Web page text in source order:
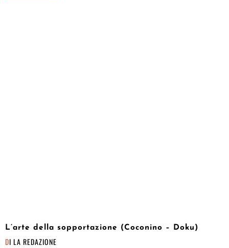
L’arte della sopportazione (Coconino – Doku)
DI LA REDAZIONE